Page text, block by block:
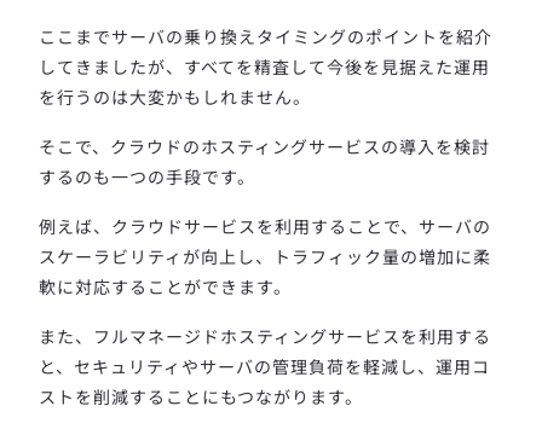
ここまでサーバの乗り換えタイミングのポイントを紹介
してきましたが、すべてを精査して今後を見据えた運用
を行うのは大変かもしれません。
そこで、クラウドのホスティングサービスの導入を検討
するのも一つの手段です。
例えば、クラウドサービスを利用することで、サーバの
スケーラビリティが向上し、トラフィック量の増加に柔
軟に対応することができます。
また、フルマネージドホスティングサービスを利用する
と、セキュリティやサーバの管理負荷を軽減し、運用コ
ストを削減することにもつながります。